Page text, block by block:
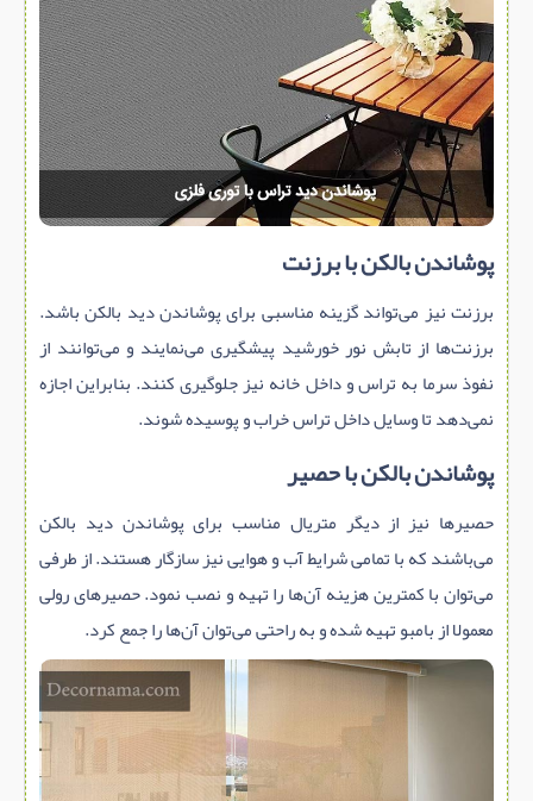
پوشاندن بالکن با برزنت
برزنت نیز می‌تواند گزینه مناسبی برای پوشاندن دید بالکن باشد.
برزنت‌ها از تابش نور خورشید پیشگیری می‌نمایند و می‌توانند از
نفوذ سرما به تراس و داخل خانه نیز جلوگیری کنند. بنابراین اجازه
نمی‌دهد تا وسایل داخل تراس خراب و پوسیده شوند.
پوشاندن بالکن با حصیر
حصیرها نیز از دیگر متریال مناسب برای پوشاندن دید بالکن
می‌باشند که با تمامی شرایط آب و هوایی نیز سازگار هستند. از طرفی
می‌توان با کمترین هزینه آن‌ها را تهیه و نصب نمود. حصیرهای رولی
معمولا از بامبو تهیه شده و به راحتی می‌توان آن‌ها را جمع کرد.